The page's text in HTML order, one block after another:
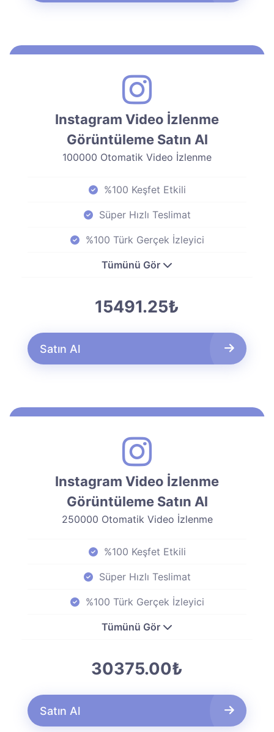
Instagram Video İzlenme
Görüntüleme Satın Al
100000 Otomatik Video İzlenme
%100 Keşfet Etkili
Süper Hızlı Teslimat
%100 Türk Gerçek İzleyici
Tümünü Gör
15491.25₺
Satın Al
Instagram Video İzlenme
Görüntüleme Satın Al
250000 Otomatik Video İzlenme
%100 Keşfet Etkili
Süper Hızlı Teslimat
%100 Türk Gerçek İzleyici
Tümünü Gör
30375.00₺
Satın Al